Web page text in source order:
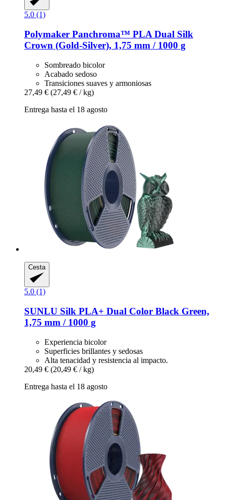
5.0 (1)
Polymaker Panchroma™ PLA Dual Silk
Crown (Gold-​Silver), 1,75 mm / 1000 g
Sombreado bicolor
Acabado sedoso
Transiciones suaves y armoniosas
27,49 € (27,49 € / kg)
Entrega hasta el 18 agosto
Cesta
5.0 (1)
SUNLU Silk PLA+ Dual Color Black Green,
1,75 mm / 1000 g
Experiencia bicolor
Superficies brillantes y sedosas
Alta tenacidad y resistencia al impacto.
20,49 € (20,49 € / kg)
Entrega hasta el 18 agosto